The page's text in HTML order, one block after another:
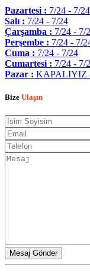
Pazartesi : 7/24 - 7/24
Salı : 7/24 - 7/24
Çarşamba : 7/24 - 7/
Perşembe : 7/24 - 7/
Cuma : 7/24 - 7/24
Cumartesi : 7/24 - 7/
Pazar : KAPALIYIZ
Bize Ulaşın